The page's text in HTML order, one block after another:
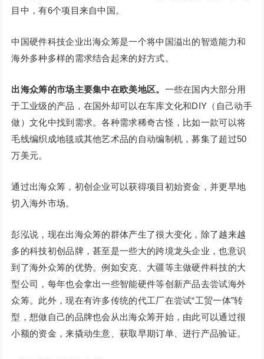
目中，有6个项目来自中国。
中国硬件科技企业出海众筹是一个将中国溢出的智造能力和
海外多种多样的需求结合起来的好方式。
出海众筹的市场主要集中在欧美地区。 一些在国内大部分用
于工业级的产品，在国外却可以在车库文化和DIY（自己动手
做）文化中找到需求。各种需求稀奇古怪，比如一款可以将
毛线编织成地毯或其他艺术品的自动编制机，募集了超过50
万美元。
通过出海众筹，初创企业可以获得项目初始资金，并更早地
切入海外市场。
彭泓说，现在出海众筹的群体产生了很大变化，除了越来越
多的科技初创品牌，甚至是一些大的跨境龙头企业，也意识
到了海外众筹的优势。例如安克、大疆等主做硬件科技的大
型公司，每年也会拿出一些智能硬件等创新产品去尝试海外
众筹。此外，现在有许多传统的代工厂在尝试“工贸一体”转
型，想做自己的品牌也会从出海众筹开始，由此可以通过很
小额的资金，来撬动生意、获取早期订单、进行产品验证。